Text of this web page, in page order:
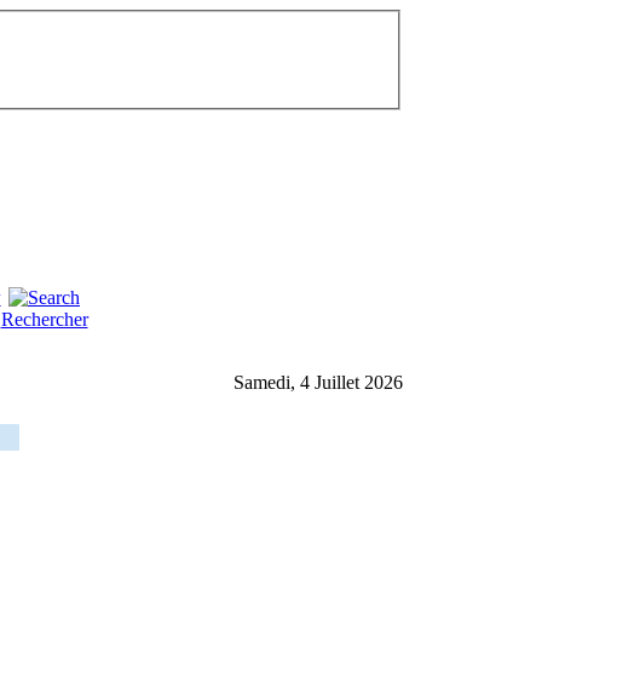
Rechercher
Samedi, 4 Juillet 2026